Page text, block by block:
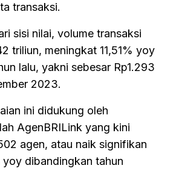
transaksi.
sisi nilai, volume transaksi
triliun, meningkat 11,51% yoy
lalu, yakni sebesar Rp1.293
2023.
ini didukung oleh
AgenBRILink yang kini
agen, atau naik signifikan
dibandingkan tahun